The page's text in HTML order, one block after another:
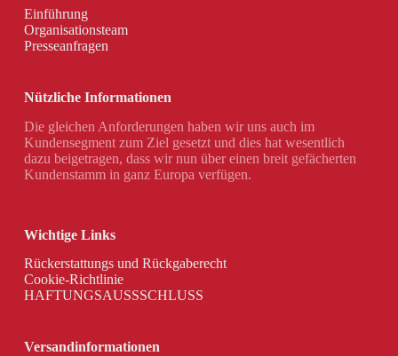
Einführung
Organisationsteam
Presseanfragen
Nützliche Informationen
Die gleichen Anforderungen haben wir uns auch im
Kundensegment zum Ziel gesetzt und dies hat wesentlich
dazu beigetragen, dass wir nun über einen breit gefächerten
Kundenstamm in ganz Europa verfügen.
Wichtige Links
Rückerstattungs und Rückgaberecht
Cookie-Richtlinie
HAFTUNGSAUSSSCHLUSS
Versandinformationen